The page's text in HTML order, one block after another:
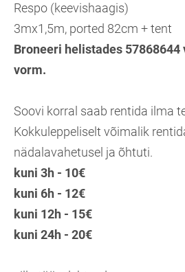
Respo (keevishaagis)
3mx1,5m, ported 82cm + tent
Broneeri helistades
vorm.
Soovi korral saab rentida ilma
Kokkuleppeliselt võimalik
nädalavahetusel ja õhtuti.
kuni 3h - 10€
kuni 6h - 12€
kuni 12h - 15€
kuni 24h - 20€